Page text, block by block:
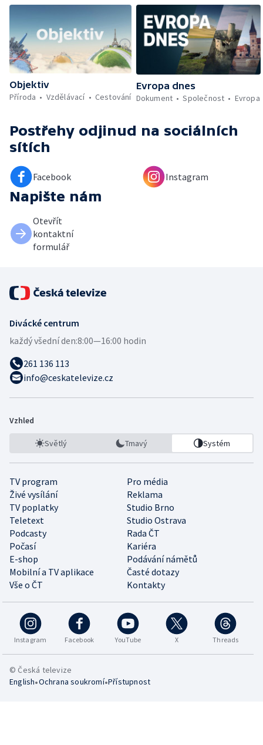
Objektiv
Příroda
Vzdělávací Cestování
Evropa dnes
Dokument
Společnost Evropa
Postřehy odjinud na sociálních
sítích
Facebook Instagram
Napište nám
Otevřít
kontaktní
formulář
Divácké centrum
každý všední den:8:00—16:00 hodin
261 136 113
info@ceskatelevize.cz
Vzhled
Světlý Tmavý Systém
TV program
Pro média
Živé vysílání
Reklama
TV poplatky
Studio Brno
Teletext
Studio Ostrava
Podcasty
Rada ČT
Počasí
Kariéra
E-shop
Podávání námětů
Mobilní a TV aplikace
Časté dotazy
Vše o ČT
Kontakty
Instagram Facebook YouTube X Threads
© Česká televize
English•Ochrana soukromí•Přístupnost